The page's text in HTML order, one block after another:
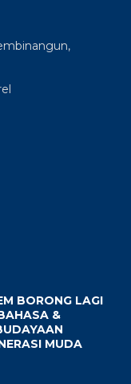
BORONG LAGI
&
MUDA